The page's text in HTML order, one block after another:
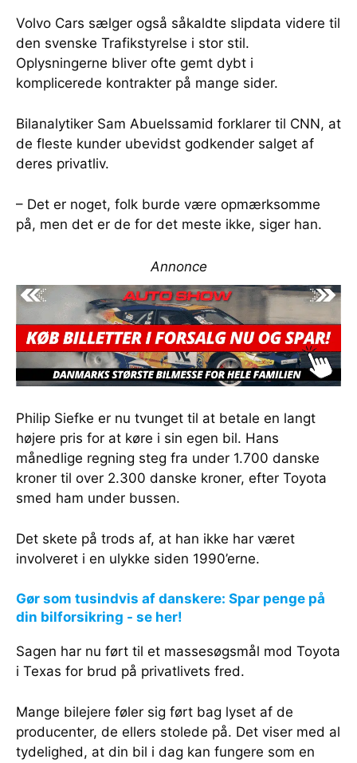
Volvo Cars sælger også såkaldte slipdata videre til
den svenske Trafikstyrelse i stor stil.
Oplysningerne bliver ofte gemt dybt i
komplicerede kontrakter på mange sider.
Bilanalytiker Sam Abuelssamid forklarer til CNN, at
de fleste kunder ubevidst godkender salget af
deres privatliv.
– Det er noget, folk burde være opmærksomme
på, men det er de for det meste ikke, siger han.
Annonce
Philip Siefke er nu tvunget til at betale en langt
højere pris for at køre i sin egen bil. Hans
månedlige regning steg fra under 1.700 danske
kroner til over 2.300 danske kroner, efter Toyota
smed ham under bussen.
Det skete på trods af, at han ikke har været
involveret i en ulykke siden 1990’erne.
Gør som tusindvis af danskere: Spar penge på
din bilforsikring - se her!
Sagen har nu ført til et massesøgsmål mod Toyota
i Texas for brud på privatlivets fred.
Mange bilejere føler sig ført bag lyset af de
producenter, de ellers stolede på. Det viser med al
tydelighed, at din bil i dag kan fungere som en